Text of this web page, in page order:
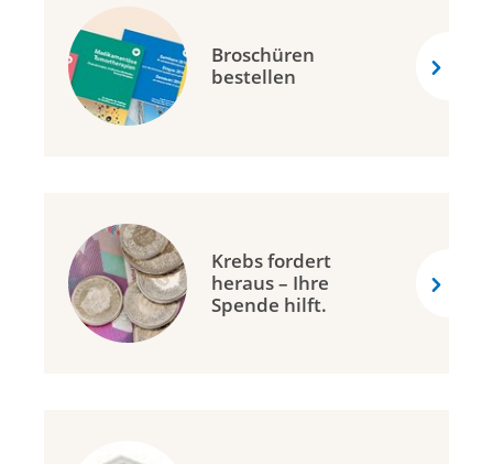
Broschüren
bestellen
Krebs fordert
heraus – Ihre
Spende hilft.